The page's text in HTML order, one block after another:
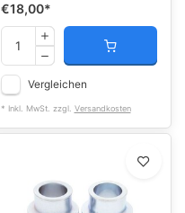
€18,00*
Vergleichen
* Inkl. MwSt. zzgl. Versandkosten